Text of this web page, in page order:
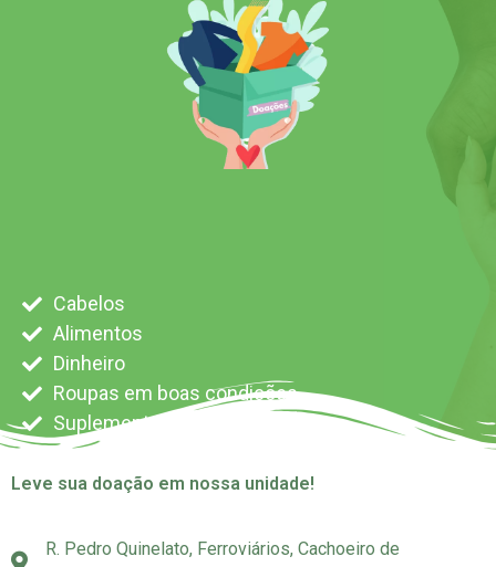
Cabelos
Alimentos
Dinheiro
Roupas em boas condições
Suplemento alimentar
Leve sua doação em nossa unidade!
R. Pedro Quinelato, Ferroviários, Cachoeiro de